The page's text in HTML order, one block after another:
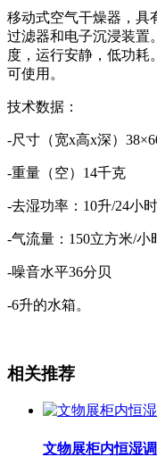
移动式空气干燥器，具
过滤器和电子沉浸装置
度，运行安静，低功耗
可使用。
技术数据：
-尺寸（宽x高x深）
-重量（空）14千克
-去湿功率：10升/24小
-气流量：150立方米/小
-噪音水平36分贝
-6升的水箱。
相关推荐
文物展柜内恒湿